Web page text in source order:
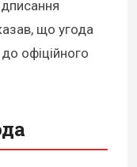
що угода
офіційного